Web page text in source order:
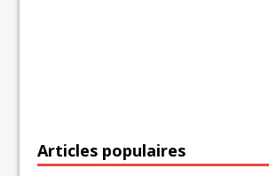
Articles populaires